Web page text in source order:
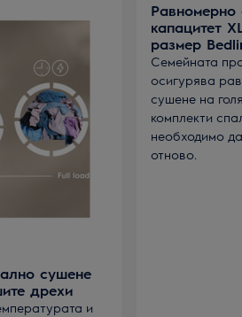
сушене
дрехи
и
капацитет
размер
Семейната
осигурява
сушене на
комплекти
необходимо
отново.